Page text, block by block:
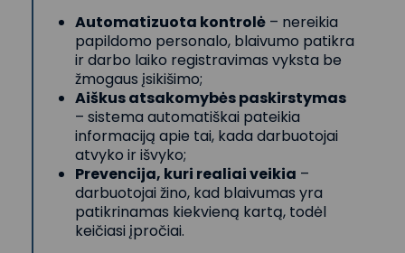
Automatizuota kontrolė – nereikia
papildomo personalo, blaivumo patikra
ir darbo laiko registravimas vyksta be
žmogaus įsikišimo;
Aiškus atsakomybės paskirstymas
– sistema automatiškai pateikia
informaciją apie tai, kada darbuotojai
atvyko ir išvyko;
Prevencija, kuri realiai veikia –
darbuotojai žino, kad blaivumas yra
patikrinamas kiekvieną kartą, todėl
keičiasi įpročiai.